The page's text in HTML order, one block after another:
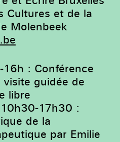
Cultures et de la
Molenbeek
: Conférence
visite guidée de
libre
17h30 :
de la
par Emilie